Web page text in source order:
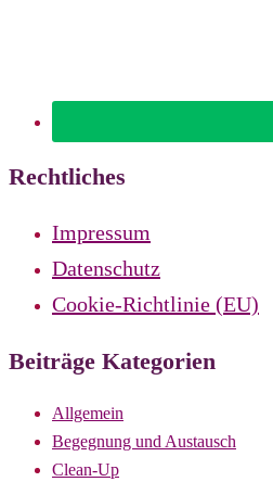
Rechtliches
Impressum
Datenschutz
Cookie-Richtlinie (EU)
Beiträge Kategorien
Allgemein
Begegnung und Austausch
Clean-Up